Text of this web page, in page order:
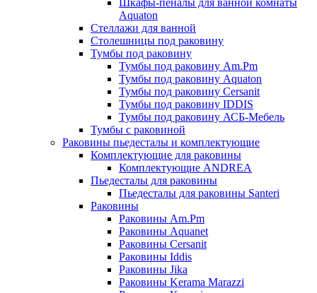
Шкафы-пеналы для ванной комнаты
Aquaton
Стеллажи для ванной
Столешницы под раковину
Тумбы под раковину
Тумбы под раковину Am.Pm
Тумбы под раковину Aquaton
Тумбы под раковину Cersanit
Тумбы под раковину IDDIS
Тумбы под раковину АСБ-Мебель
Тумбы с раковиной
Раковины пьедесталы и комплектующие
Комплектующие для раковины
Комплектующие ANDREA
Пьедесталы для раковины
Пьедесталы для раковины Santeri
Раковины
Раковины Am.Pm
Раковины Aquanet
Раковины Cersanit
Раковины Iddis
Раковины Jika
Раковины Kerama Marazzi